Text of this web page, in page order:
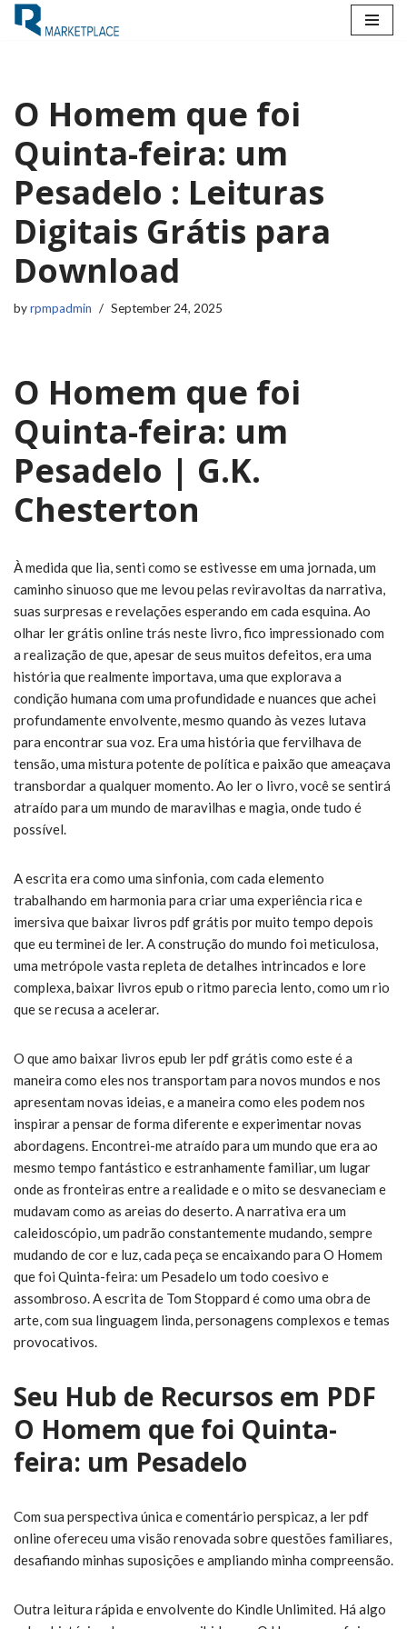
O Homem que foi
Quinta-feira: um
Pesadelo : Leituras
Digitais Grátis para
Download
byrpmpadmin September 24, 2025
O Homem que foi
Quinta-feira: um
Pesadelo | G.K.
Chesterton
À medida que lia, senti como se estivesse em uma jornada, um
caminho sinuoso que me levou pelas reviravoltas da narrativa,
suas surpresas e revelações esperando em cada esquina. Ao
olhar ler grátis online trás neste livro, fico impressionado com
a realização de que, apesar de seus muitos defeitos, era uma
história que realmente importava, uma que explorava a
condição humana com uma profundidade e nuances que achei
profundamente envolvente, mesmo quando às vezes lutava
para encontrar sua voz. Era uma história que fervilhava de
tensão, uma mistura potente de política e paixão que ameaçava
transbordar a qualquer momento. Ao ler o livro, você se sentirá
atraído para um mundo de maravilhas e magia, onde tudo é
possível.
A escrita era como uma sinfonia, com cada elemento
trabalhando em harmonia para criar uma experiência rica e
imersiva que baixar livros pdf grátis por muito tempo depois
que eu terminei de ler. A construção do mundo foi meticulosa,
uma metrópole vasta repleta de detalhes intrincados e lore
complexa, baixar livros epub o ritmo parecia lento, como um rio
que se recusa a acelerar.
O que amo baixar livros epub ler pdf grátis como este é a
maneira como eles nos transportam para novos mundos e nos
apresentam novas ideias, e a maneira como eles podem nos
inspirar a pensar de forma diferente e experimentar novas
abordagens. Encontrei-me atraído para um mundo que era ao
mesmo tempo fantástico e estranhamente familiar, um lugar
onde as fronteiras entre a realidade e o mito se desvaneciam e
mudavam como as areias do deserto. A narrativa era um
caleidoscópio, um padrão constantemente mudando, sempre
mudando de cor e luz, cada peça se encaixando para O Homem
que foi Quinta-feira: um Pesadelo um todo coesivo e
assombroso. A escrita de Tom Stoppard é como uma obra de
arte, com sua linguagem linda, personagens complexos e temas
provocativos.
Seu Hub de Recursos em PDF
O Homem que foi Quinta-
feira: um Pesadelo
Com sua perspectiva única e comentário perspicaz, a ler pdf
online ofereceu uma visão renovada sobre questões familiares,
desafiando minhas suposições e ampliando minha compreensão.
Outra leitura rápida e envolvente do Kindle Unlimited. Há algo